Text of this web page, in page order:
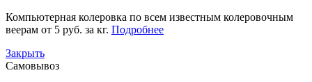
Компьютерная колеровка по всем известным колеровочным
веерам от 5 руб. за кг. Подробнее
Закрыть
Самовывоз